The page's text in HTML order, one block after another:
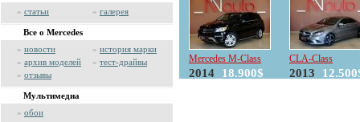
» статьи » галерея
Все о Mercedes
» новости » история марки
» архив моделей » тест-драйвы
» отзывы
Мультимедиа
» обои
Mercedes M-Class
2014 18.900$
CLA-Class
2013